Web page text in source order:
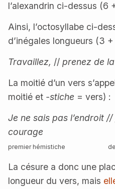
l’alexandrin ci-dessus (6
Ainsi, l’octosyllabe ci-
d’inégales longueurs (3 +
Travaillez, // prenez de
La moitié d’un vers
moitié et -stiche = vers) :
Je ne sais pas l’endroit
courage
premier hémistiche
La césure a donc une
longueur du vers, mais